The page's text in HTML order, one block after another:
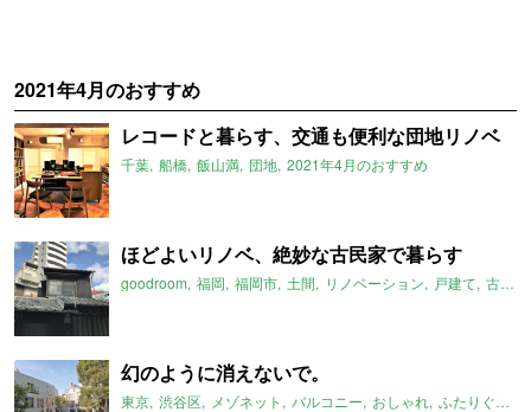
2021年4月のおすすめ
レコードと暮らす、交通も便利な団地リノベ
千葉 船橋 飯山満 団地 2021年4月のおすすめ
ほどよいリノベ、絶妙な古民家で暮らす
goodroom 福岡 福岡市 土間 リノベーション 戸建て 古民家
幻のように消えないで。
東京 渋谷区 メゾネット バルコニー おしゃれ ふたりぐらし